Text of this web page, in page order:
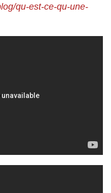
qu-est-ce-qu-une-